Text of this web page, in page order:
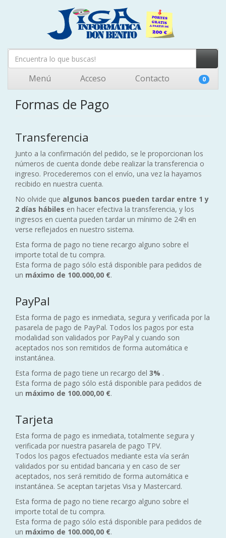
Menú Acceso Contacto 0
Formas de Pago
Transferencia
Junto a la confirmación del pedido, se le proporcionan los
números de cuenta donde debe realizar la transferencia o
ingreso. Procederemos con el envío, una vez la hayamos
recibido en nuestra cuenta.
No olvide que algunos bancos pueden tardar entre 1 y
2 días hábiles en hacer efectiva la transferencia, y los
ingresos en cuenta pueden tardar un mínimo de 24h en
verse reflejados en nuestro sistema.
Esta forma de pago no tiene recargo alguno sobre el
importe total de tu compra.
Esta forma de pago sólo está disponible para pedidos de
un máximo de 100.000,00 €.
PayPal
Esta forma de pago es inmediata, segura y verificada por la
pasarela de pago de PayPal. Todos los pagos por esta
modalidad son validados por PayPal y cuando son
aceptados nos son remitidos de forma automática e
instantánea.
Esta forma de pago tiene un recargo del 3% .
Esta forma de pago sólo está disponible para pedidos de
un máximo de 100.000,00 €.
Tarjeta
Esta forma de pago es inmediata, totalmente segura y
verificada por nuestra pasarela de pago TPV.
Todos los pagos efectuados mediante esta vía serán
validados por su entidad bancaria y en caso de ser
aceptados, nos será remitido de forma automática e
instantánea. Se aceptan tarjetas Visa y Mastercard.
Esta forma de pago no tiene recargo alguno sobre el
importe total de tu compra.
Esta forma de pago sólo está disponible para pedidos de
un máximo de 100.000,00 €.